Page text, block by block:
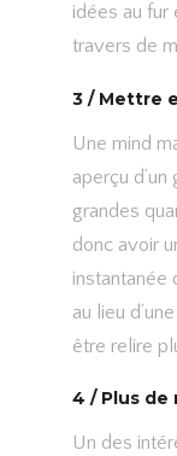
idées au fur
travers de
3 / Mettre
Une mind
aperçu
grandes
donc avoir
instantanée
au lieu
être relire
4 / Plus de
Un des